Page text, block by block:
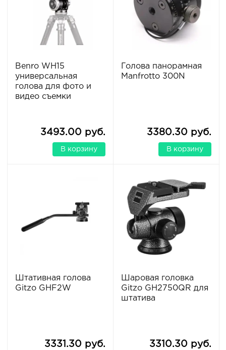
Benro WH15
универсальная
голова для фото и
видео съемки
3493.00 руб.
В корзину
Голова панорамная
Manfrotto 300N
3380.30 руб.
В корзину
Штативная голова
Gitzo GHF2W
3331.30 руб.
Шаровая головка
Gitzo GH2750QR для
штатива
3310.30 руб.